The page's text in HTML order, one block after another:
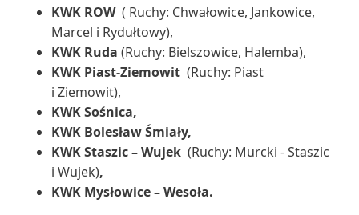
KWK ROW ( Ruchy: Chwałowice, Jankowice,
Marcel i Rydułtowy),
KWK Ruda (Ruchy: Bielszowice, Halemba),
KWK Piast-Ziemowit (Ruchy: Piast
i Ziemowit),
KWK Sośnica,
KWK Bolesław Śmiały,
KWK Staszic – Wujek (Ruchy: Murcki - Staszic
i Wujek),
KWK Mysłowice – Wesoła.